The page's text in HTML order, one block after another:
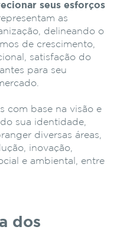
seus esforços
as
delineando o
de crescimento,
satisfação do
para seu
com base na visão e
sua identidade,
diversas áreas,
inovação,
e ambiental, entre
dos